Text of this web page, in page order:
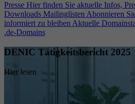
Presse Hier finden Sie aktuelle Infos,
Downloads Mailinglisten Abonnieren
informiert zu bleiben Aktuelle
.de-Domains
DENIC Tätigkeitsbericht 2025
Hier lesen